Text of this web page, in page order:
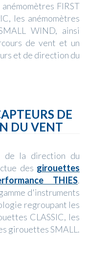
FIRST
les anémomètres
WIND, ainsi
de vent et un
et de direction du
DE
DU VENT
de la direction du
des girouettes
THIES.
d'instruments
regroupant les
CLASSIC, les
girouettes SMALL.